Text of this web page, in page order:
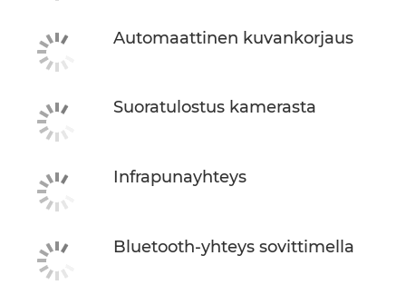
Automaattinen kuvankorjaus
Suoratulostus kamerasta
Infrapunayhteys
Bluetooth-yhteys sovittimella